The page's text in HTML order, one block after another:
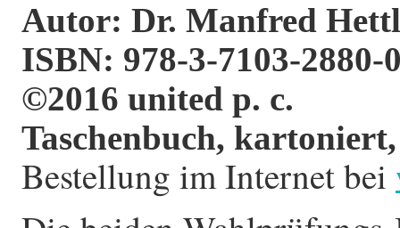
Autor: Dr. Manfred
ISBN: 978-3-7103-2880-
©2016 united p. c.
Taschenbuch,
Bestellung im Internet bei